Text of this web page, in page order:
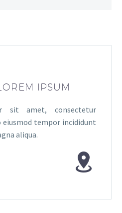
IPSUM
sit amet, consectetur
eiusmod tempor incididunt
aliqua.

